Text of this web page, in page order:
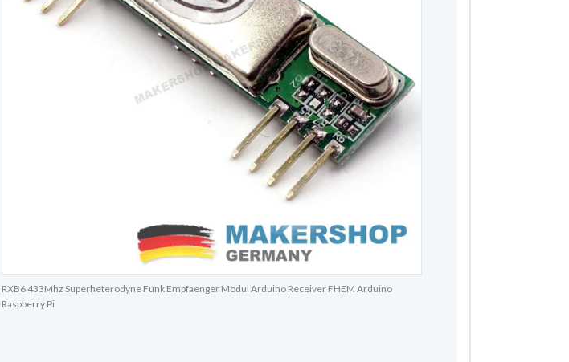
RXB6 433Mhz Superheterodyne Funk Empfaenger Modul Arduino Receiver FHEM Arduino
Raspberry Pi